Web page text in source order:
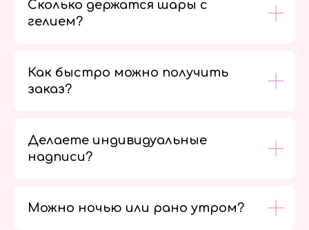
Сколько держатся шары с
гелием?
Как быстро можно получить
заказ?
Делаете индивидуальные
надписи?
Можно ночью или рано утром?